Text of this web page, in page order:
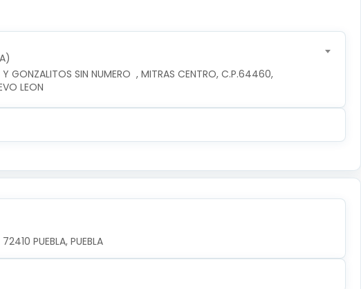
Y GONZALITOS SIN NUMERO  , MITRAS CENTRO, C.P.64460,
LEON
PUEBLA, PUEBLA